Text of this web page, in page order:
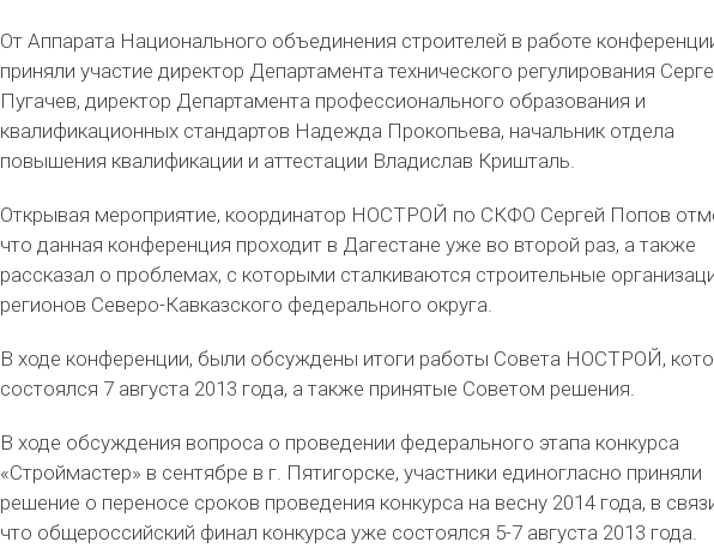
От Аппарата Национального объединения строителей в работе
приняли участие директор Департамента технического регулирования
Пугачев, директор Департамента профессионального образования и
квалификационных стандартов Надежда Прокопьева, начальник отдела
повышения квалификации и аттестации Владислав Кришталь.
Открывая мероприятие, координатор НОСТРОЙ по СКФО Сергей Попов
что данная конференция проходит в Дагестане уже во второй раз, а также
рассказал о проблемах, с которыми сталкиваются строительные
регионов Северо-Кавказского федерального округа.
В ходе конференции, были обсуждены итоги работы Совета НОСТРОЙ,
состоялся 7 августа 2013 года, а также принятые Советом решения.
В ходе обсуждения вопроса о проведении федерального этапа конкурса
«Строймастер» в сентябре в г. Пятигорске, участники единогласно приняли
решение о переносе сроков проведения конкурса на весну 2014 года, в
что общероссийский финал конкурса уже состоялся 5-7 августа 2013 года.